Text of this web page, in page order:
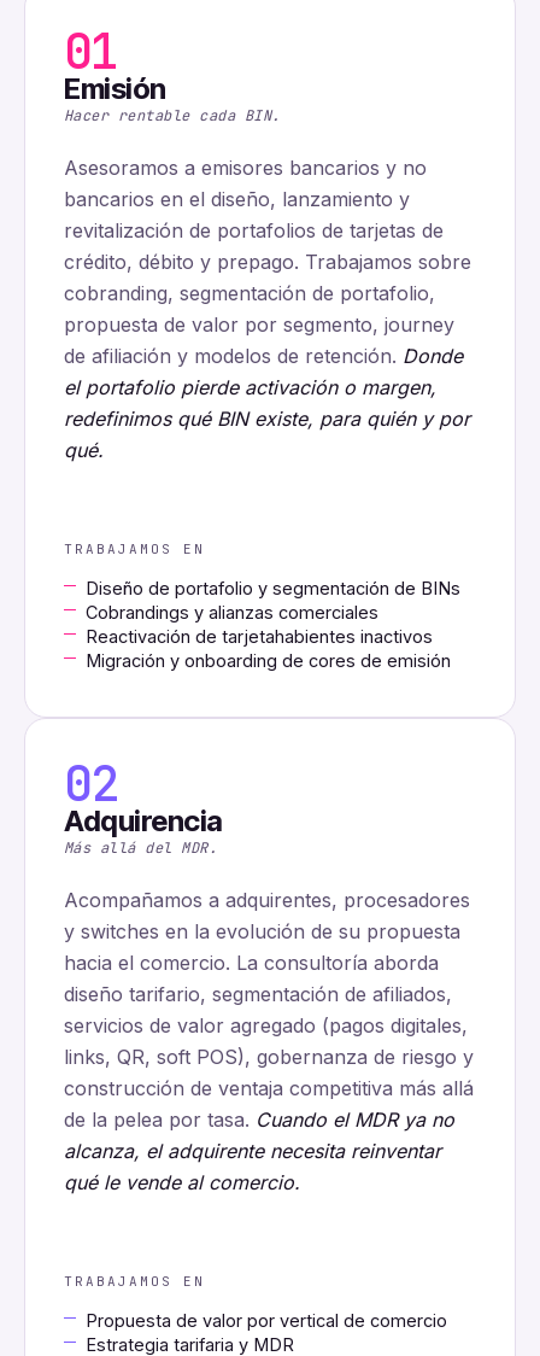
01
Emisión
Hacer rentable cada BIN.
Asesoramos a emisores bancarios y no
bancarios en el diseño, lanzamiento y
revitalización de portafolios de tarjetas de
crédito, débito y prepago. Trabajamos sobre
cobranding, segmentación de portafolio,
propuesta de valor por segmento, journey
de afiliación y modelos de retención. Donde
el portafolio pierde activación o margen,
redefinimos qué BIN existe, para quién y por
qué.
TRABAJAMOS EN
Diseño de portafolio y segmentación de BINs
Cobrandings y alianzas comerciales
Reactivación de tarjetahabientes inactivos
Migración y onboarding de cores de emisión
02
Adquirencia
Más allá del MDR.
Acompañamos a adquirentes, procesadores
y switches en la evolución de su propuesta
hacia el comercio. La consultoría aborda
diseño tarifario, segmentación de afiliados,
servicios de valor agregado (pagos digitales,
links, QR, soft POS), gobernanza de riesgo y
construcción de ventaja competitiva más allá
de la pelea por tasa. Cuando el MDR ya no
alcanza, el adquirente necesita reinventar
qué le vende al comercio.
TRABAJAMOS EN
Propuesta de valor por vertical de comercio
Estrategia tarifaria y MDR